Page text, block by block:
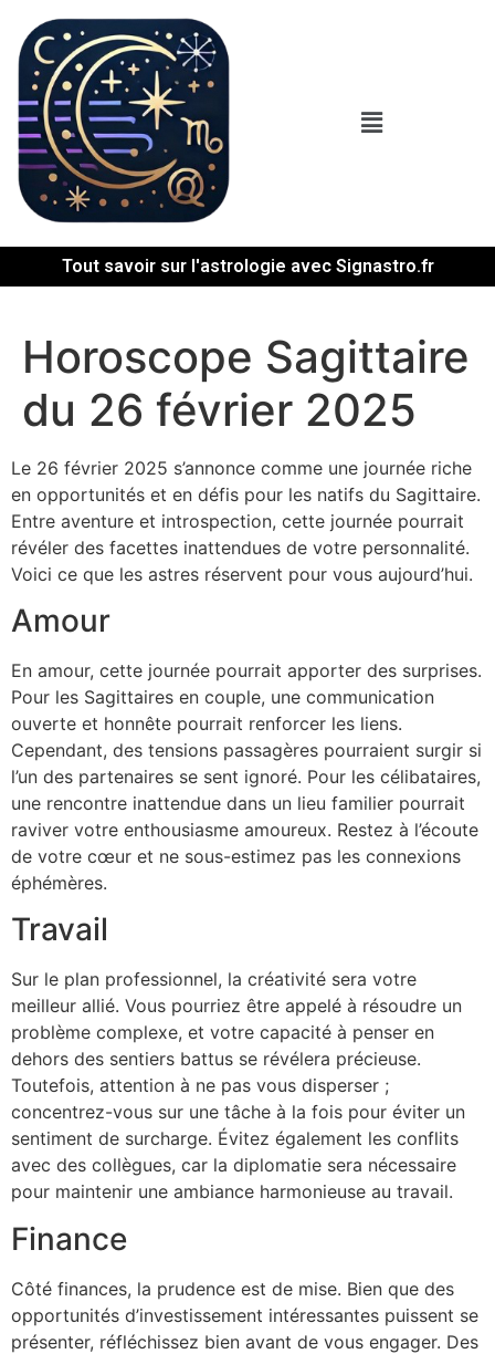
Tout savoir sur l'astrologie avec Signastro.fr
Horoscope Sagittaire
du 26 février 2025
Le 26 février 2025 s’annonce comme une journée riche
en opportunités et en défis pour les natifs du Sagittaire.
Entre aventure et introspection, cette journée pourrait
révéler des facettes inattendues de votre personnalité.
Voici ce que les astres réservent pour vous aujourd’hui.
Amour
En amour, cette journée pourrait apporter des surprises.
Pour les Sagittaires en couple, une communication
ouverte et honnête pourrait renforcer les liens.
Cependant, des tensions passagères pourraient surgir si
l’un des partenaires se sent ignoré. Pour les célibataires,
une rencontre inattendue dans un lieu familier pourrait
raviver votre enthousiasme amoureux. Restez à l’écoute
de votre cœur et ne sous-estimez pas les connexions
éphémères.
Travail
Sur le plan professionnel, la créativité sera votre
meilleur allié. Vous pourriez être appelé à résoudre un
problème complexe, et votre capacité à penser en
dehors des sentiers battus se révélera précieuse.
Toutefois, attention à ne pas vous disperser ;
concentrez-vous sur une tâche à la fois pour éviter un
sentiment de surcharge. Évitez également les conflits
avec des collègues, car la diplomatie sera nécessaire
pour maintenir une ambiance harmonieuse au travail.
Finance
Côté finances, la prudence est de mise. Bien que des
opportunités d’investissement intéressantes puissent se
présenter, réfléchissez bien avant de vous engager. Des